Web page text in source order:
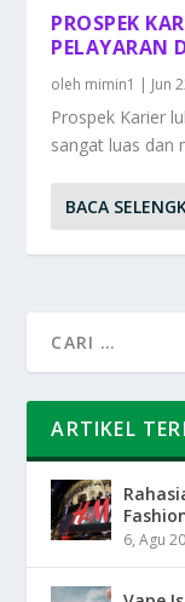
PROSPEK
PELAYARAN
oleh mimin1 | Jun
Prospek Karier
sangat luas dan
BACA
ARTIKEL
6, Agu